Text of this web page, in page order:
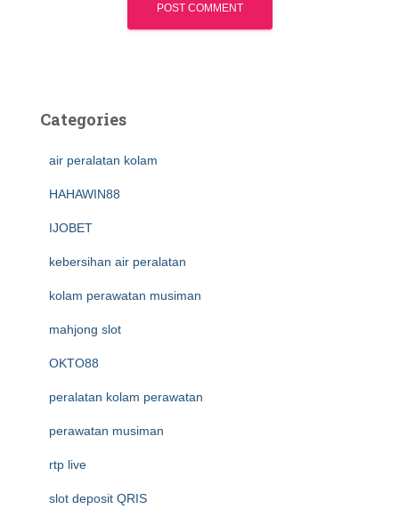
Categories
air peralatan kolam
HAHAWIN88
IJOBET
kebersihan air peralatan
kolam perawatan musiman
mahjong slot
OKTO88
peralatan kolam perawatan
perawatan musiman
rtp live
slot deposit QRIS